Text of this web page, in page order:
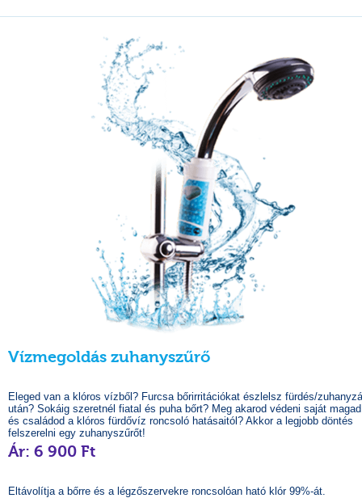
Vízmegoldás zuhanyszűrő
Eleged van a klóros vízből? Furcsa bőrirritációkat észlelsz fürdés/
után? Sokáig szeretnél fiatal és puha bőrt? Meg akarod védeni saját magad
és családod a klóros fürdővíz roncsoló hatásaitól? Akkor a legjobb döntés
felszerelni egy zuhanyszűrőt!
Ár: 6 900 Ft
Eltávolítja a bőrre és a légzőszervekre roncsolóan ható klór 99%-át.